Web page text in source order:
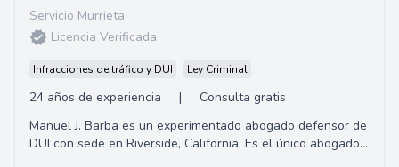
Servicio Murrieta
Licencia Verificada
Infracciones de tráfico y DUI Ley Criminal
24 años de experiencia |
Consulta gratis
Manuel J. Barba es un experimentado abogado defensor de
DUI con sede en Riverside, California. Es el único abogado